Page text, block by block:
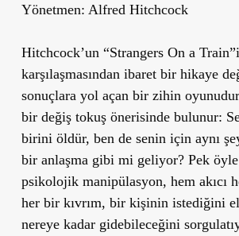
Yönetmen: Alfred Hitchcock
Hitchcock’un “Strangers On a
karşılaşmasından ibaret bir hikaye
sonuçlara yol açan bir zihin
bir değiş tokuş önerisinde bulunur:
birini öldür, ben de senin için aynı
bir anlaşma gibi mi geliyor? Pek
psikolojik manipülasyon, hem akıcı
her bir kıvrım, bir kişinin istediğini
nereye kadar gidebileceğini